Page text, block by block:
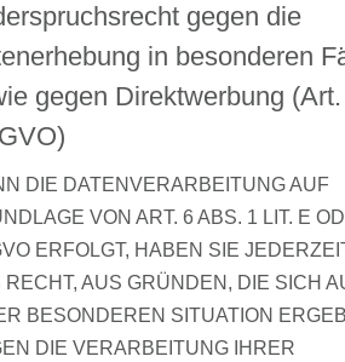
gegen die
in besonderen
gegen Direktwerbung
DIE DATENVERARBEITUNG AUF
VON ART. 6 ABS. 1 LIT. E
ERFOLGT, HABEN SIE
RECHT, AUS GRÜNDEN, DIE SICH
BESONDEREN SITUATION
DIE VERARBEITUNG IHRER